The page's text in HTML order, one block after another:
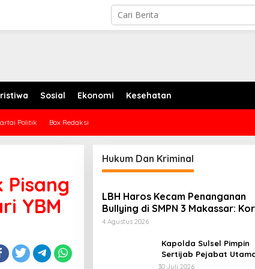
Sosial Ekonomi Kesehatan
Politik Box Redaksi
YBM
Hukum Dan Kriminal
LBH Haros Kecam Penanganan
Bullying di SMPN 3 Makassar:
Justru Dipaksa Pindah
4 Agustus 2026
Kapolda Sulsel Pimpin
Sertijab Pejabat
Kapolres Jajaran Serta
30 Juli 2026